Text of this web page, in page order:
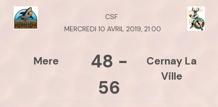
CSF
MERCREDI 10 AVRIL 2019, 21:00
Mere 48 -
56
Cernay La
Ville